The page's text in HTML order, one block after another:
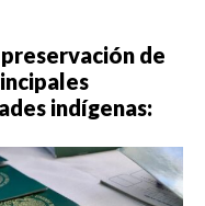
de
indígenas: